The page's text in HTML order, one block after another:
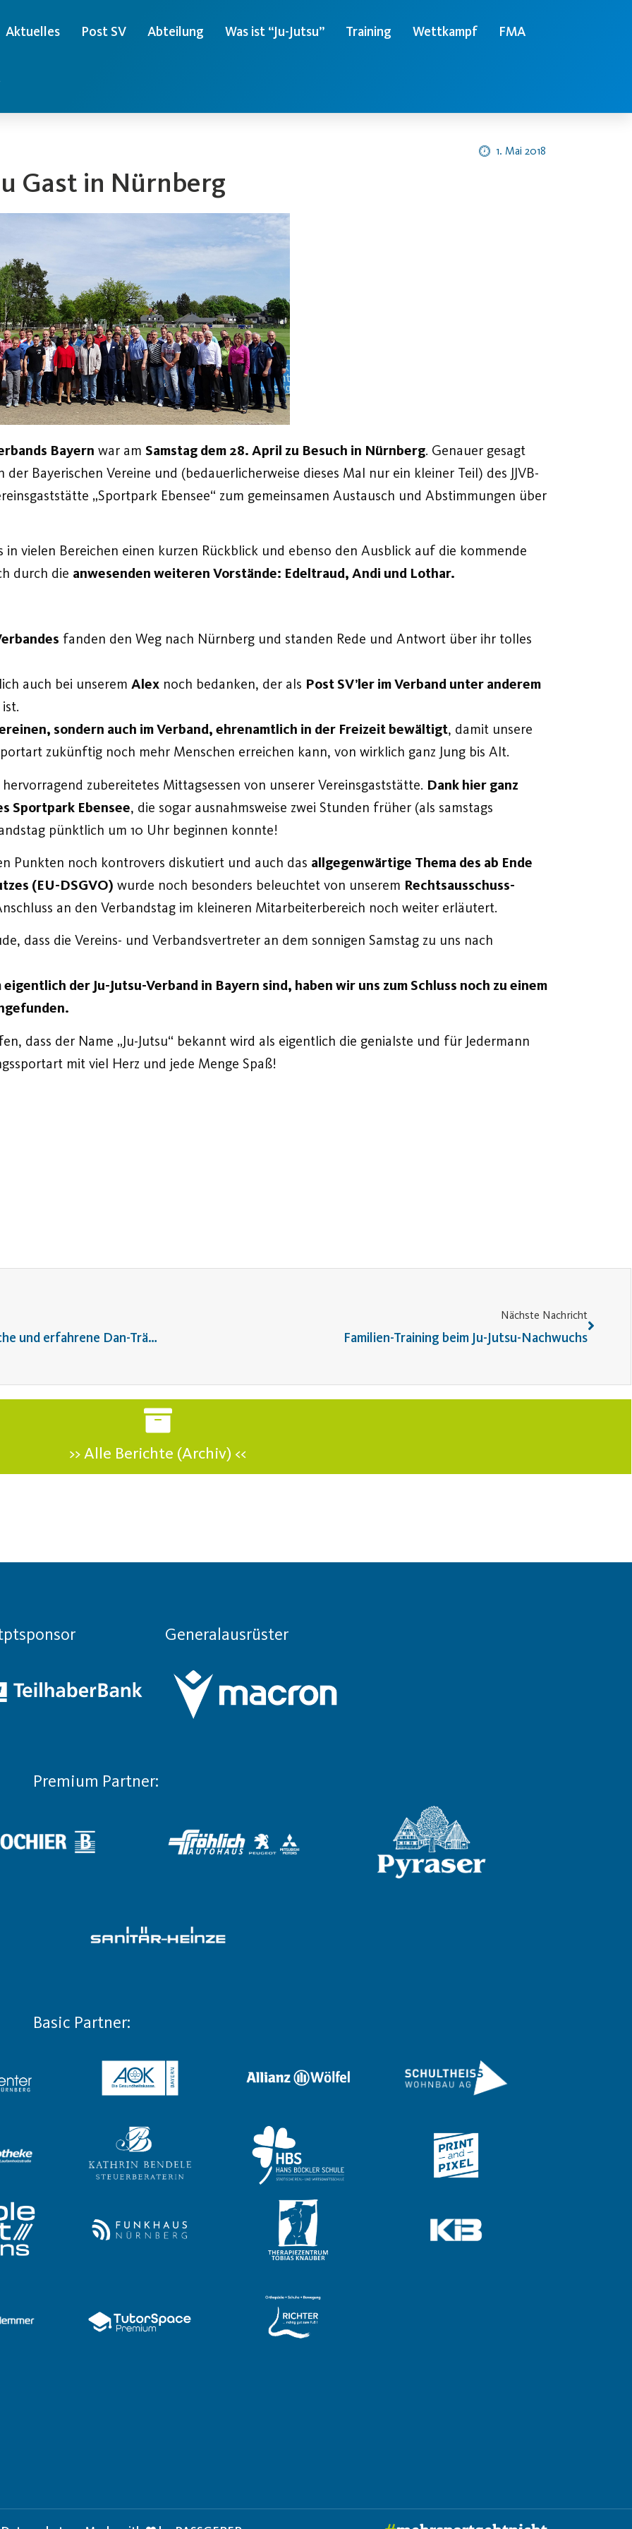
Aktuelles Post SV Abteilung Was ist “Ju-Jutsu” Training Wettkampf FMA
1. Mai 2018
Gast in Nürnberg
Bayern war am Samstag dem 28. April zu Besuch in Nürnberg. Genauer gesagt
Bayerischen Vereine und (bedauerlicherweise dieses Mal nur ein kleiner Teil) des JJVB-
„Sportpark Ebensee“ zum gemeinsamen Austausch und Abstimmungen über
in vielen Bereichen einen kurzen Rückblick und ebenso den Ausblick auf die kommende
durch die anwesenden weiteren Vorstände: Edeltraud, Andi und Lothar.
fanden den Weg nach Nürnberg und standen Rede und Antwort über ihr tolles
auch bei unserem Alex noch bedanken, der als Post SV’ler im Verband unter anderem
sondern auch im Verband, ehrenamtlich in der Freizeit bewältigt, damit unsere
zukünftig noch mehr Menschen erreichen kann, von wirklich ganz Jung bis Alt.
zubereitetes Mittagsessen von unserer Vereinsgaststätte. Dank hier ganz
Sportpark Ebensee, die sogar ausnahmsweise zwei Stunden früher (als samstags
pünktlich um 10 Uhr beginnen konnte!
Punkten noch kontrovers diskutiert und auch das allgegenwärtige Thema des ab Ende
(EU-DSGVO) wurde noch besonders beleuchtet von unserem Rechtsausschuss-
an den Verbandstag im kleineren Mitarbeiterbereich noch weiter erläutert.
dass die Vereins- und Verbandsvertreter an dem sonnigen Samstag zu uns nach
der Ju-Jutsu-Verband in Bayern sind, haben wir uns zum Schluss noch zu einem
dass der Name „Ju-Jutsu“ bekannt wird als eigentlich die genialste und für Jedermann
mit viel Herz und jede Menge Spaß!
Prüferlizenz: Lehrgang zum Neuerwerb für frische und erfahrene Dan-Träger
Nächste Nachricht
Familien-Training beim Ju-Jutsu-Nachwuchs
>> Alle Berichte (Archiv) <<
Generalausrüster
Premium Partner:
Basic Partner: